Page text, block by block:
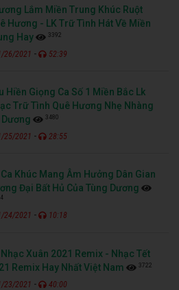
Lắm Miền Trung Khúc Ruột
Hương - LK Trữ Tình Hát Về Miền
Hay
3392
26/2021 - 52:39
Hiền Giọng Ca Số 1 Miền Bắc Lk
Trữ Tình Quê Hương Nhẹ Nhàng
Dương
3480
25/2021 - 28:55
Khúc Mang Âm Hưởng Dân Gian
Đại Bất Hủ Của Tùng Dương
24/2021 - 10:18
Nhạc Xuân 2021 Remix - Nhạc Tết
Remix Hay Nhất Việt Nam
3722
23/2021 - 40:00